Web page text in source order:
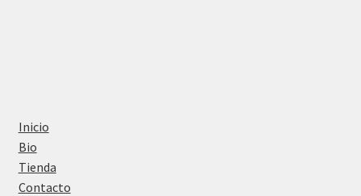
Inicio
Bio
Tienda
Contacto